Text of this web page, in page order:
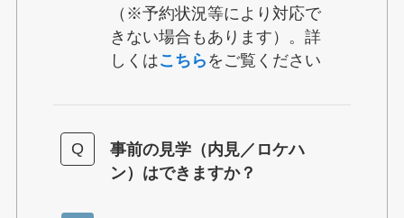
（※予約状況等により対応で
きない場合もあります）。詳
しくはこちら をご覧ください
事前の見学（内見／ロケハ
ン）はできますか？